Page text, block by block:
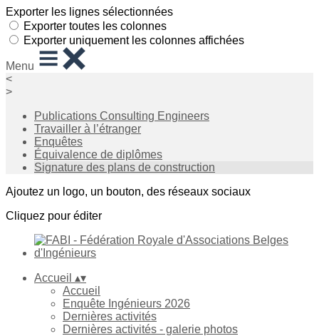
Exporter les lignes sélectionnées
Exporter toutes les colonnes
Exporter uniquement les colonnes affichées
Menu
<
>
Publications Consulting Engineers
Travailler à l’étranger
Enquêtes
Équivalence de diplômes
Signature des plans de construction
Ajoutez un logo, un bouton, des réseaux sociaux
Cliquez pour éditer
Accueil ▴▾
Accueil
Enquête Ingénieurs 2026
Dernières activités
Dernières activités - galerie photos